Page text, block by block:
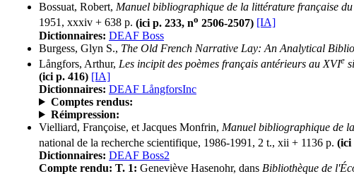
Bossuat, Robert, Manuel bibliographique de la littérature française
1951, xxxiv + 638 p. (ici p. 233, no 2506-2507) [IA]
Dictionnaires: DEAF Boss
Burgess, Glyn S., The Old French Narrative Lay: An Analytical
Långfors, Arthur, Les incipit des poèmes français antérieurs au XVIe
(ici p. 416) [IA]
Dictionnaires: DEAF LångforsInc
Comptes rendus:
Réimpression:
Vielliard, Françoise, et Jacques Monfrin, Manuel bibliographique de
national de la recherche scientifique, 1986-1991, 2 t., xii + 1136 p. (ici
Dictionnaires: DEAF Boss2
Compte rendu: T. 1: Geneviève Hasenohr, dans Bibliothèque de